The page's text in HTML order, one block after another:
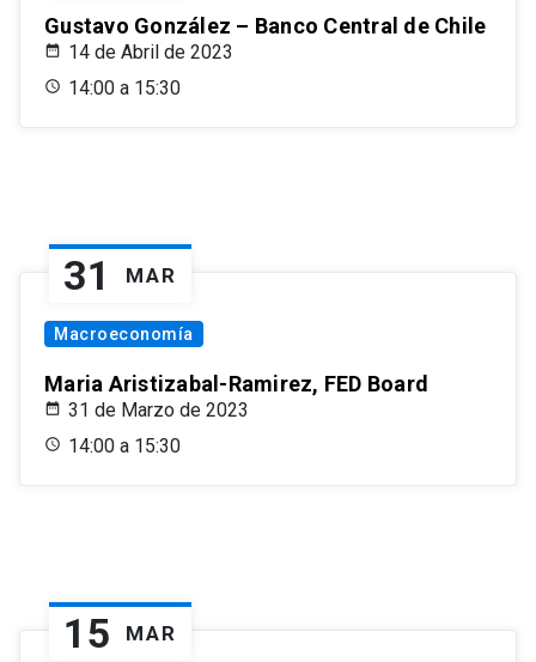
Gustavo González – Banco Central de Chile
14 de Abril de 2023
14:00 a 15:30
31 MAR
Macroeconomía
Maria Aristizabal-Ramirez, FED Board
31 de Marzo de 2023
14:00 a 15:30
15 MAR